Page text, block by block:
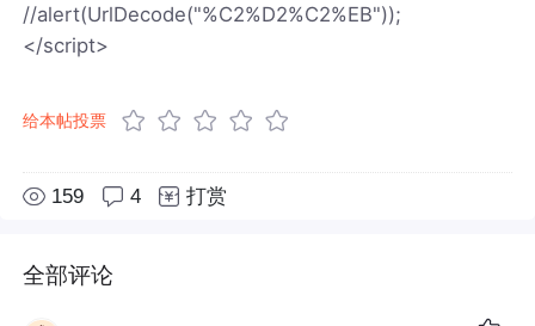
//alert(UrlDecode("%C2%D2%C2%EB"));
</script>
给本帖投票
159 4 打赏
全部评论